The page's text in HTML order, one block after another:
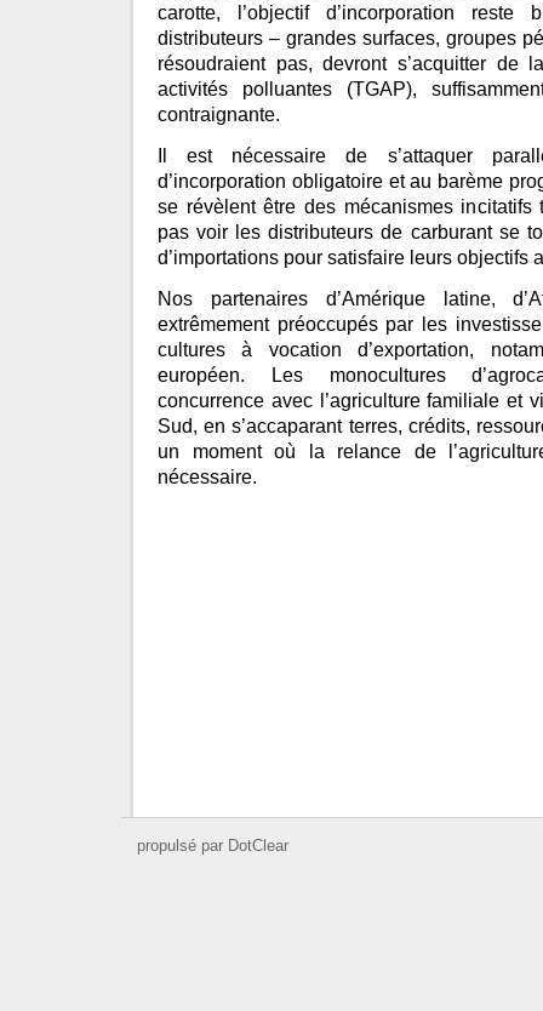
carotte, l’objectif d’incorporation
distributeurs – grandes surfaces, groupes
résoudraient pas, devront s’acquitter de
activités polluantes (TGAP),
contraignante.
Il est nécessaire de s’attaquer
d’incorporation obligatoire et au barème
se révèlent être des mécanismes incitatifs
pas voir les distributeurs de carburant se
d’importations pour satisfaire leurs objectifs
Nos partenaires d’Amérique latine,
extrêmement préoccupés par les
cultures à vocation d’exportation,
européen. Les monocultures
concurrence avec l’agriculture familiale et
Sud, en s’accaparant terres, crédits,
un moment où la relance de
nécessaire.
propulsé par DotClear